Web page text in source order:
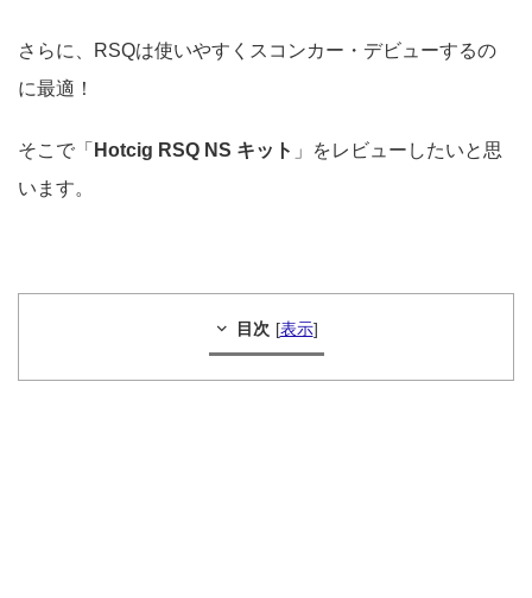
さらに、RSQは使いやすくスコンカー・デビューするの
に最適！
そこで「 Hotcig RSQ NS キット 」をレビューしたいと思
います。
目次 [表示]